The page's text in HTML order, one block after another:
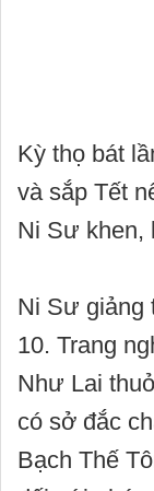
Kỳ thọ bát
và sắp Tết
Ni Sư khen,
Ni Sư giảng
10. Trang
Như Lai
có sở đắc
Bạch Thế